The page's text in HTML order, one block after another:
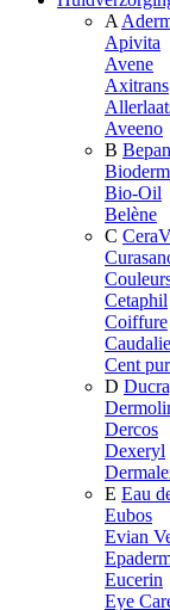
A
Apivita
Avene
Axitrans
Aveeno
B
Bio-Oil
Belène
C
Cetaphil
Coiffure
Caudalie
Cent
D
Dercos
Dexeryl
E Eau
Eubos
Evian
Eucerin
Eye